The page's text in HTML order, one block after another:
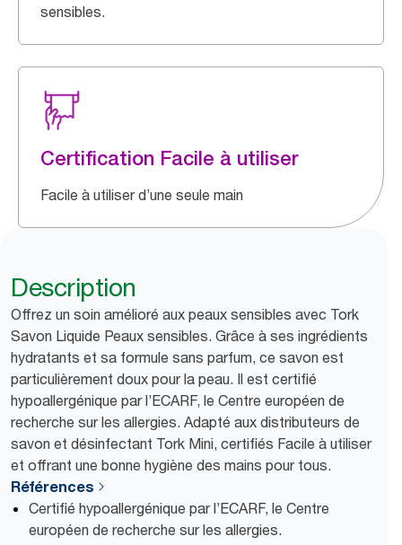
sensibles.
Certification Facile à utiliser
Facile à utiliser d’une seule main
Description
Offrez un soin amélioré aux peaux sensibles avec Tork
Savon Liquide Peaux sensibles. Grâce à ses ingrédients
hydratants et sa formule sans parfum, ce savon est
particulièrement doux pour la peau. Il est certifié
hypoallergénique par l’ECARF, le Centre européen de
recherche sur les allergies. Adapté aux distributeurs de
savon et désinfectant Tork Mini, certifiés Facile à utiliser
et offrant une bonne hygiène des mains pour tous.
Références
Certifié hypoallergénique par l’ECARF, le Centre
européen de recherche sur les allergies.